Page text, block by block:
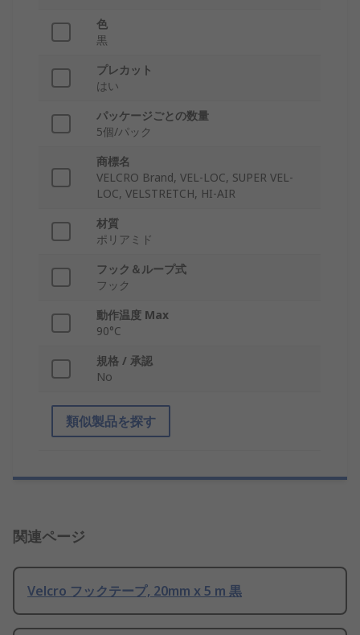
色
黒
プレカット
はい
パッケージごとの数量
5個/パック
商標名
VELCRO Brand, VEL-LOC, SUPER VEL-
LOC, VELSTRETCH, HI-AIR
材質
ポリアミド
フック＆ループ式
フック
動作温度 Max
90°C
規格 / 承認
No
類似製品を探す
関連ページ
Velcro フックテープ, 20mm x 5 m 黒